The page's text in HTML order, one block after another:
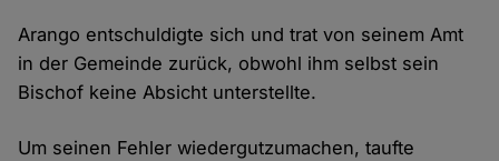
Arango entschuldigte sich und trat von seinem Amt
in der Gemeinde zurück, obwohl ihm selbst sein
Bischof keine Absicht unterstellte.
Um seinen Fehler wiedergutzumachen, taufte